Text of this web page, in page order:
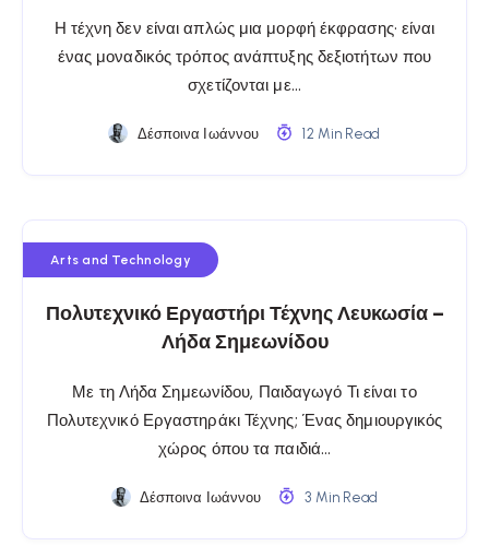
Η τέχνη δεν είναι απλώς μια μορφή έκφρασης· είναι
ένας μοναδικός τρόπος ανάπτυξης δεξιοτήτων που
σχετίζονται με…
Δέσποινα Ιωάννου 12 Min Read
Arts and Technology
Πολυτεχνικό Εργαστήρι Τέχνης Λευκωσία –
Λήδα Σημεωνίδου
Με τη Λήδα Σημεωνίδου, Παιδαγωγό Τι είναι το
Πολυτεχνικό Εργαστηράκι Τέχνης; Ένας δημιουργικός
χώρος όπου τα παιδιά…
Δέσποινα Ιωάννου 3 Min Read